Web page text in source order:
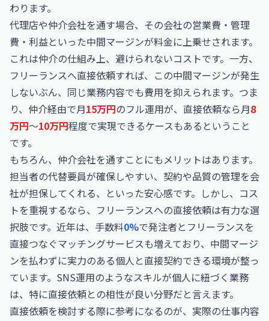
わります。
代理店や仲介会社を通す場合、その会社の営業費・管理
費・利益といった中間マージンが料金に上乗せされます。
これは仲介の仕組み上、避けられないコストです。一方、
フリーランスへ直接依頼すれば、この中間マージンが発生
しないぶん、同じ業務内容でも費用を抑えられます。つま
り、仲介経由で月15万円のフル運用が、直接依頼なら月8
万円〜10万円程度で実現できるケースもあるということ
です。
もちろん、仲介会社を通すことにもメリットはあります。
担当者の代替要員が確保しやすい、契約や品質の管理を会
社が担保してくれる、といった安心感です。しかし、コス
トを重視するなら、フリーランスへの直接依頼は有力な選
択肢です。近年は、手数料0%で発注者とフリーランスを
直接つなぐマッチングサービスも増えており、中間マージ
ンを払わずに実力のある個人と直接契約できる環境が整っ
ています。SNS運用のようなスキルが個人に紐づく業務
は、特に直接依頼との相性が良い分野だと言えます。
直接依頼を検討する際に参考になるのが、実際の仕事内容